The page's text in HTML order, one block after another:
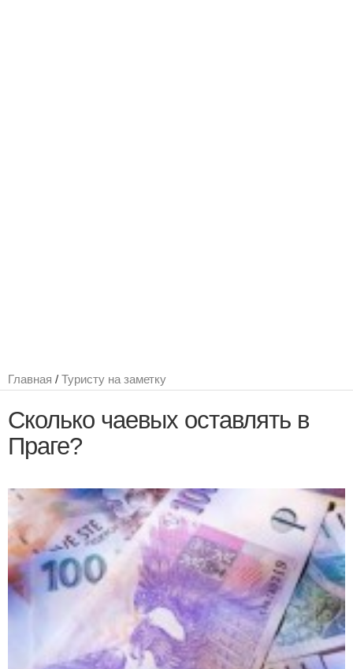
Главная / Туристу на заметку
Сколько чаевых оставлять в
Праге?